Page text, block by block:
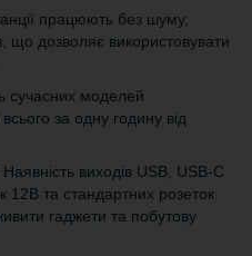
працюють без шуму,
що дозволяє використовувати
сучасних моделей
за одну годину від
Наявність виходів USB, USB-C
12В та стандартних розеток
гаджети та побутову